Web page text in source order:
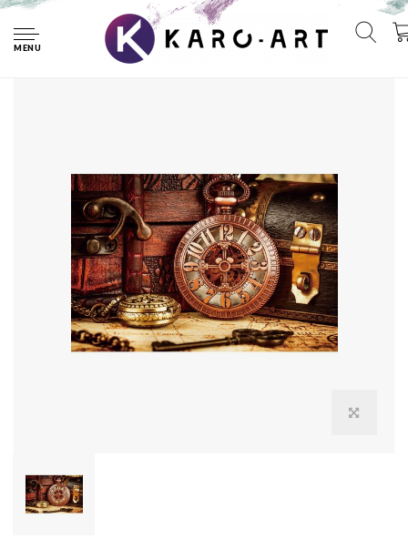
MENU
Foto Glas Art - Vintage uurwerk, 120x80cm, bruin/brons,
prachtig voor in woon en of slaapkamer, inclusief ophang materiaal